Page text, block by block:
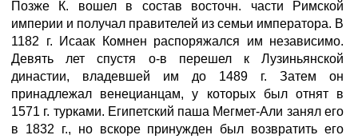
Позже К. вошел в состав восточн. части Римской
империи и получал правителей из семьи императора. В
1182 г. Исаак Комнен распоряжался им независимо.
Девять лет спустя о-в перешел к Лузиньянской
династии, владевшей им до 1489 г. Затем он
принадлежал венецианцам, у которых был отнят в
1571 г. турками. Египетский паша Мегмет-Али занял его
в 1832 г., но вскоре принужден был возвратить его